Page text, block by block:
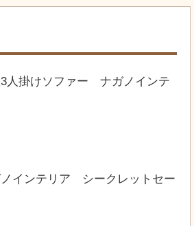
3人掛けソファー ナガノインテ
インテリア シークレットセー